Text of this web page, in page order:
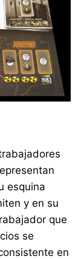
esquina
y en su
que
se
en